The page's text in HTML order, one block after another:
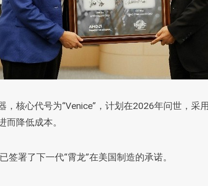
，核心代号为“Venice”，计划在2026年问世，
降低成本。
署了下一代“霄龙”在美国制造的承诺。